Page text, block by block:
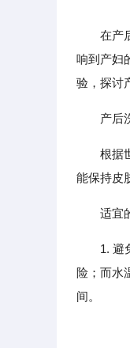
在产后
响到产妇
验，探讨
产后
根据
能保持皮
适宜
1. 避
险；而水
间。